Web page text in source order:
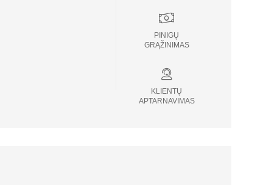
PINIGŲ
GRĄŽINIMAS
KLIENTŲ
APTARNAVIMAS